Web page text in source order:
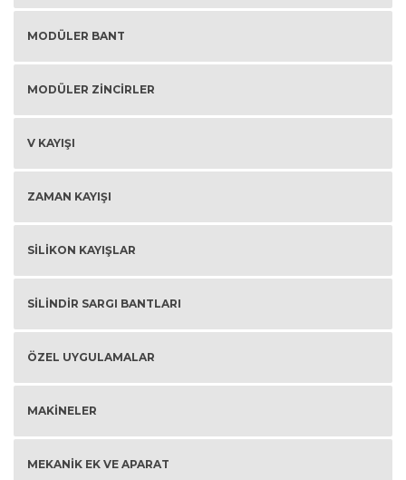
MODÜLER BANT
MODÜLER ZINCIRLER
V KAYIŞI
ZAMAN KAYIŞI
SILIKON KAYIŞLAR
SILINDIR SARGI BANTLARI
ÖZEL UYGULAMALAR
MAKINELER
MEKANIK EK VE APARAT